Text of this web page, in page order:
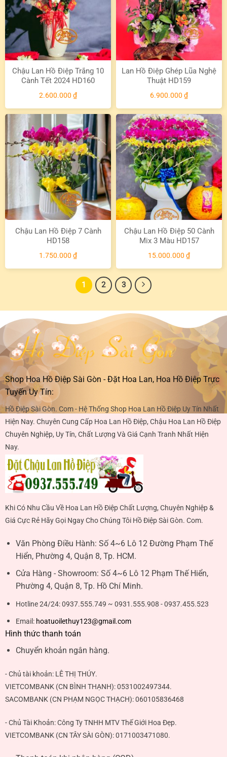
Chậu Lan Hồ Điệp Trắng 10
Cành Tết 2024 HD160
2.600.000 ₫
Lan Hồ Điệp Ghép Lũa Nghệ
Thuật HD159
6.900.000 ₫
Chậu Lan Hồ Điệp 7 Cành
HD158
1.750.000 ₫
Chậu Lan Hồ Điệp 50 Cành
Mix 3 Màu HD157
15.000.000 ₫
1 2 3
Shop Hoa Hồ Điệp Sài Gòn - Đặt Hoa Lan, Hoa Hồ Điệp Trực
Tuyến Uy Tín:
Hồ Điệp Sài Gòn. Com - Hệ Thống Shop Hoa Lan Hồ Điệp Uy Tín Nhất
Hiện Nay. Chuyên Cung Cấp Hoa Lan Hồ Điệp, Chậu Hoa Lan Hồ Điệp
Chuyên Nghiệp, Uy Tín, Chất Lượng Và Giá Cạnh Tranh Nhất Hiện
Nay.
Khi Có Nhu Cầu Về Hoa Lan Hồ Điệp Chất Lượng, Chuyên Nghiệp &
Giá Cực Rẻ Hãy Gọi Ngay Cho Chúng Tôi Hồ Điệp Sài Gòn. Com.
Văn Phòng Điều Hành: Số 4~6 Lô 12 Đường Phạm Thế
Hiển, Phường 4, Quận 8, Tp. HCM.
Cửa Hàng - Showroom: Số 4~6 Lô 12 Phạm Thế Hiển,
Phường 4, Quận 8, Tp. Hồ Chí Minh.
Hotline 24/24:0937.555.749 ~ 0931.555.908 - 0937.455.523
Email: hoatuoilethuy123@gmail.com
Hình thức thanh toán
Chuyển khoản ngân hàng.
- Chủ tài khoản: LÊ THỊ THÚY.
VIETCOMBANK (CN BÌNH THẠNH):0531002497344.
SACOMBANK (CN PHẠM NGỌC THẠCH):060105836468
- Chủ Tài Khoản: Công Ty TNHH MTV Thế Giới Hoa Đẹp.
VIETCOMBANK (CN TÂY SÀI GÒN):0171003471080.